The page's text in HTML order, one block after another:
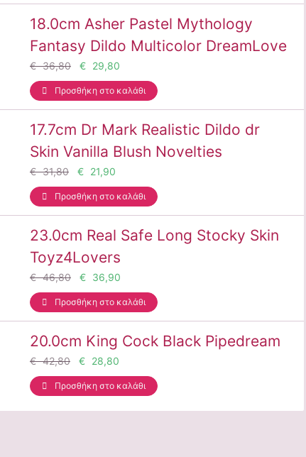
18.0cm Asher Pastel Mythology
Fantasy Dildo Multicolor DreamLove
€ 36,80 € 29,80
Προσθήκη στο καλάθι
17.7cm Dr Mark Realistic Dildo dr
Skin Vanilla Blush Novelties
€ 31,80 € 21,90
Προσθήκη στο καλάθι
23.0cm Real Safe Long Stocky Skin
Toyz4Lovers
€ 46,80 € 36,90
Προσθήκη στο καλάθι
20.0cm King Cock Black Pipedream
€ 42,80 € 28,80
Προσθήκη στο καλάθι